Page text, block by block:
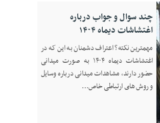
چند سوال و جواب درباره
اغتشاشات دیماه ۱۴۰۴
مهمترین نکته؟ اعتراف دشمنان به این که در
اغتشاشات دیماه ۱۴۰۴ به صورت میدانی
حضور دارند، مشاهدات میدانی درباره وسایل
و روش های ارتباطی خاص…